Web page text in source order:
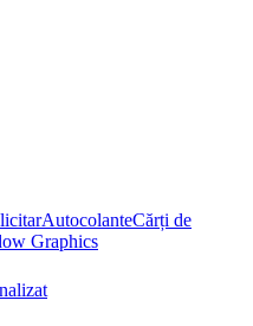
AutocolanteCărți de
Graphics